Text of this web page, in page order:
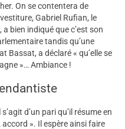
On se contentera de
Gabriel Rufian, le
bien indiqué que c’est son
tandis qu’une
Bassat, a déclaré « qu’elle se
»… Ambiance !
d’un pari qu’il résume en
». Il espère ainsi faire